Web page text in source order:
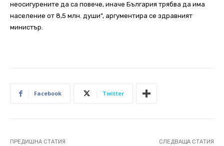
неосигурените да са повече, иначе България трябва да има
население от 8,5 млн. души”, аргументира се здравният
министър.
Facebook Twitter
ПРЕДИШНА СТАТИЯ СЛЕДВАЩА СТАТИЯ